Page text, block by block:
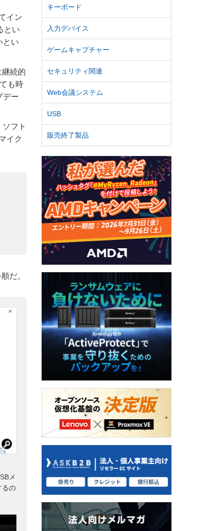
イン
とい
とい
続的
も時
デー
フト
イク
だ。
メ
るの
キーボード
入力デバイス
ゲームキャプチャー
セキュリティ関連
Web会議システム
USB
販売終了製品